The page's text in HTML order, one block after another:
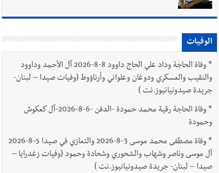
الوفيات
*
وفاة الحاجة وداد علي الحاج داوود 8-8-2026 آل الأحمد وداوود
والنقيب والعسكري ودوغان وعلواني وأرناؤوط (وفيات صيدا – لبنان-
جريدة صيدونيانيوز.نت )
*
وفاة الحاجة رقية محمد حمودة -الدفن -6-8-2026-آل كعكوش
وحمودة
*
وفاة مصطفى محمد موسى 3-8-2026 والتعازي في صيدا 5-8-2026
آل موسى وناصر وشهاب والشحوري وشحادة وحمود (وفيات زغدرايا –
صيدا – لبنان- جريدة صيدونيانيوز.نت )